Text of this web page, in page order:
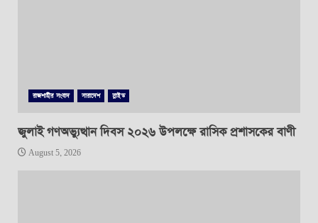
রাজশাহীর সংবাদ সারাদেশ স্লাইড
জুলাই গণঅভ্যুত্থান দিবস ২০২৬ উপলক্ষে রাসিক প্রশাসকের বাণী
August 5, 2026